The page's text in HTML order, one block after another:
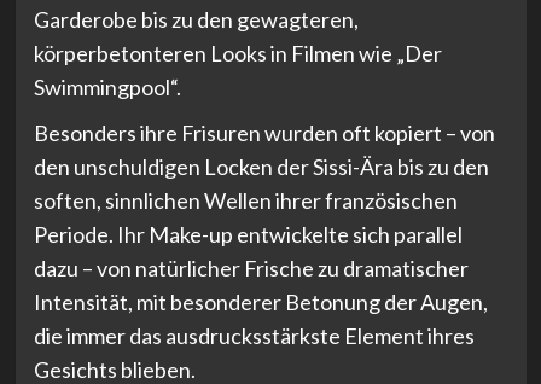
Garderobe bis zu den gewagteren,
körperbetonteren Looks in Filmen wie „Der
Swimmingpool“.
Besonders ihre Frisuren wurden oft kopiert – von
den unschuldigen Locken der Sissi-Ära bis zu den
soften, sinnlichen Wellen ihrer französischen
Periode. Ihr Make-up entwickelte sich parallel
dazu – von natürlicher Frische zu dramatischer
Intensität, mit besonderer Betonung der Augen,
die immer das ausdrucksstärkste Element ihres
Gesichts blieben.